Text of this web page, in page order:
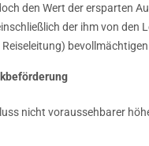
den Wert der ersparten
der ihm von
nicht voraussehbarer